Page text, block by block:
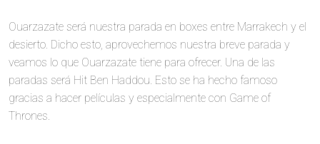
Ouarzazate será nuestra parada en boxes entre Marrakech y el
desierto. Dicho esto, aprovechemos nuestra breve parada y
veamos lo que Ouarzazate tiene para ofrecer. Una de las
paradas será Hit Ben Haddou. Esto se ha hecho famoso
gracias a hacer películas y especialmente con Game of
Thrones.